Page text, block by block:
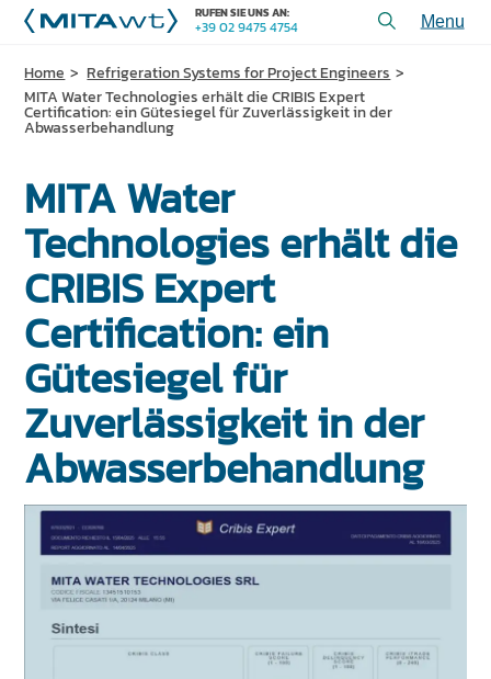
PROJEKTE
TECHNISCHE ARTIKEL
NACHRICHTEN UND VERANSTALTUNGEN
NACHHALTIGKEIT
RESSOURCEN
EN
RUFEN SIE UNS AN:
+39 02 9475 4754
PRODUKTE
ANWENDUNGEN und LÖSUNGEN
ÜBER UNS
KONTAKT
RUFEN SIE UNS AN: +39 02 9475 4754
Home
Refrigeration Systems for Project Engineers
MITA Water Technologies erhält die CRIBIS Expert
Certification: ein Gütesiegel für Zuverlässigkeit in der
Abwasserbehandlung
MITA Water
Technologies erhält die
CRIBIS Expert
Certification: ein
Gütesiegel für
Zuverlässigkeit in der
Abwasserbehandlung